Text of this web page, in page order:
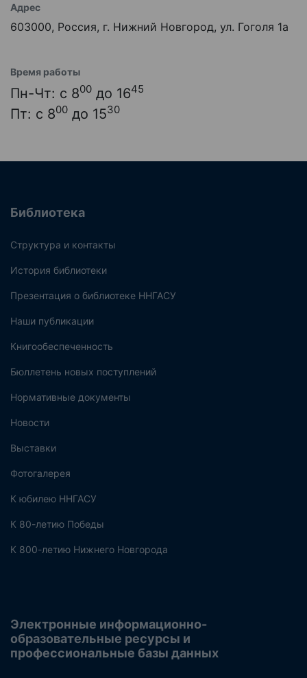
Адрес
603000, Россия, г. Нижний Новгород, ул. Гоголя 1а
Время работы
Пн-Чт: с 800 до 1645
Пт: с 800 до 1530
Библиотека
Структура и контакты
История библиотеки
Презентация о библиотеке ННГАСУ
Наши публикации
Книгообеспеченность
Бюллетень новых поступлений
Нормативные документы
Новости
Выставки
Фотогалерея
К юбилею ННГАСУ
К 80-летию Победы
К 800-летию Нижнего Новгорода
Электронные информационно-
образовательные ресурсы и
профессиональные базы данных